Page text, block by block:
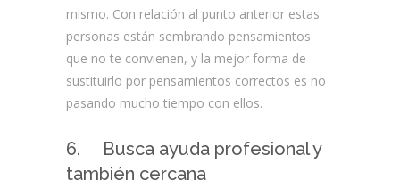
mismo. Con relación al punto anterior estas
personas están sembrando pensamientos
que no te convienen, y la mejor forma de
sustituirlo por pensamientos correctos es no
pasando mucho tiempo con ellos.
6. Busca ayuda profesional y
también cercana